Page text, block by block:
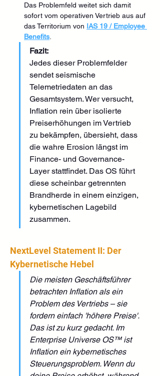
Das Problemfeld weitet sich damit
sofort vom operativen Vertrieb aus auf
das Territorium von IAS 19 / Employee
Benefits
Fazit:
Jedes dieser Problemfelder
sendet seismische
Telemetriedaten an das
Gesamtsystem. Wer versucht,
Inflation rein über isolierte
Preiserhöhungen im Vertrieb
zu bekämpfen, übersieht, dass
die wahre Erosion längst im
Finance- und Governance-
Layer stattfindet. Das OS führt
diese scheinbar getrennten
Brandherde in einem einzigen,
kybernetischen Lagebild
zusammen.
NextLevel Statement II: Der
Kybernetische Hebel
Die meisten Geschäftsführer
betrachten Inflation als ein
Problem des Vertriebs – sie
fordern einfach 'höhere Preise'.
Das ist zu kurz gedacht. Im
Enterprise Universe OS™ ist
Inflation ein kybernetisches
Steuerungsproblem. Wenn du